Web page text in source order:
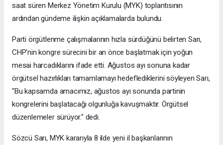
saat süren Merkez Yönetim Kurulu (MYK) toplantısının
ardından gündeme ilişkin açıklamalarda bulundu.
Parti örgütlenme çalışmalarının hızla sürdüğünü belirten Sarı,
CHP'nin kongre sürecini bir an önce başlatmak için yoğun
mesai harcadıklarını ifade etti. Ağustos ayı sonuna kadar
örgütsel hazırlıkları tamamlamayı hedeflediklerini söyleyen Sarı,
"Bu kapsamda amacımız, ağustos ayı sonunda partinin
kongrelerini başlatacağı olgunluğa kavuşmaktır. Örgütsel
düzenlemeler sürüyor." dedi.
Sözcü Sarı, MYK kararıyla 8 ilde yeni il başkanlarının